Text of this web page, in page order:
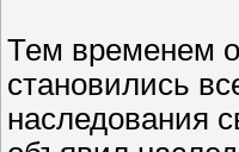
Тем временем
становились
наследования